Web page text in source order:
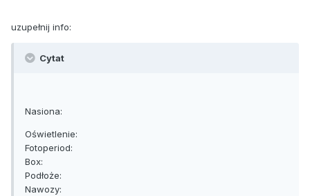
uzupełnij info:
Cytat
Nasiona:
Oświetlenie:
Fotoperiod:
Box:
Podłoże:
Nawozy: